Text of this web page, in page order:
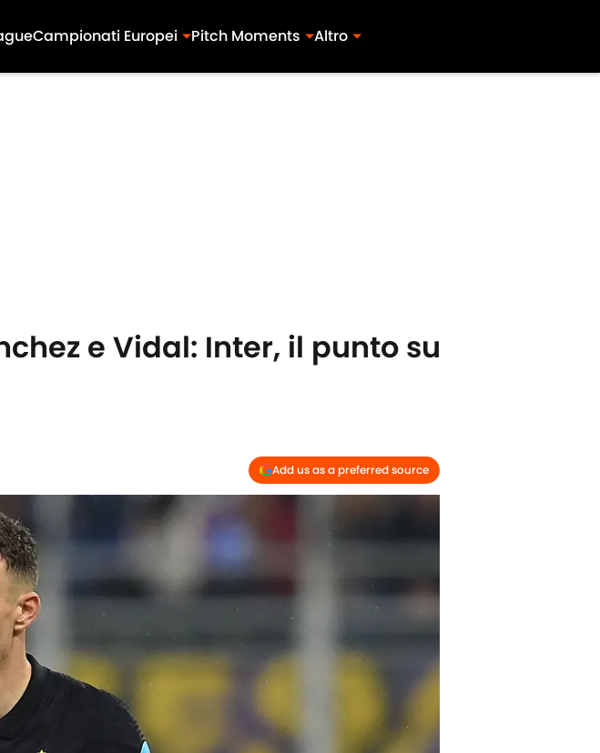
Campionati Europei Pitch Moments Altro
e Vidal: Inter, il punto su
Add us as a preferred source